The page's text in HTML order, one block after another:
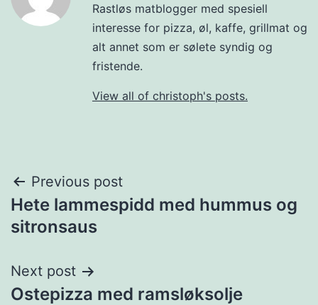
Rastløs matblogger med spesiell
interesse for pizza, øl, kaffe, grillmat og
alt annet som er sølete syndig og
fristende.
View all of christoph's posts.
Post
navigation
Previous post
Hete lammespidd med hummus og
sitronsaus
Next post
Ostepizza med ramsløksolje